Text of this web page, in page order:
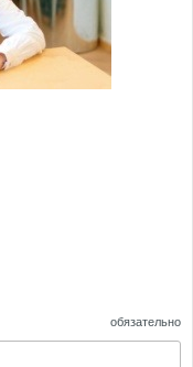
обязательно